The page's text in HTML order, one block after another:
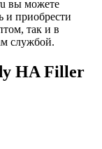
вы можете
и приобрести
так и в
службой.
HA Filler